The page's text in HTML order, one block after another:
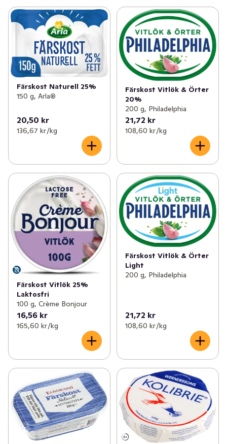
Färskost Naturell 25%
150 g, Arla®
20,50 kr
136,67 kr /kg
Färskost Vitlök & Örter
20%
200 g, Philadelphia
21,72 kr
108,60 kr /kg
Färskost Vitlök 25%
Laktosfri
100 g, Crème Bonjour
16,56 kr
165,60 kr /kg
Färskost Vitlök & Örter
Light
200 g, Philadelphia
21,72 kr
108,60 kr /kg